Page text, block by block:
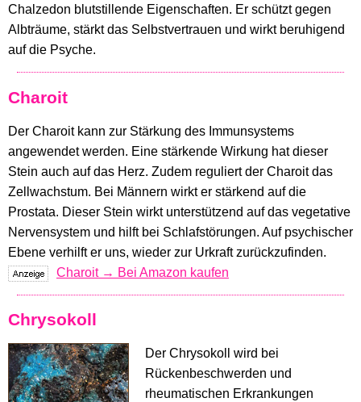
Chalzedon blutstillende Eigenschaften. Er schützt gegen
Albträume, stärkt das Selbstvertrauen und wirkt beruhigend
auf die Psyche.
Charoit
Der Charoit kann zur Stärkung des Immunsystems
angewendet werden. Eine stärkende Wirkung hat dieser
Stein auch auf das Herz. Zudem reguliert der Charoit das
Zellwachstum. Bei Männern wirkt er stärkend auf die
Prostata. Dieser Stein wirkt unterstützend auf das vegetative
Nervensystem und hilft bei Schlafstörungen. Auf psychischer
Ebene verhilft er uns, wieder zur Urkraft zurückzufinden.
Charoit → Bei Amazon kaufen
Chrysokoll
Der Chrysokoll wird bei
Rückenbeschwerden und
rheumatischen Erkrankungen